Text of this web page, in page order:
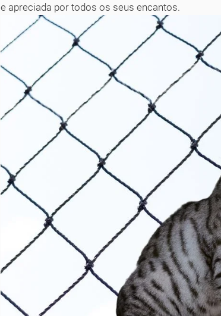
e apreciada por todos os seus encantos.